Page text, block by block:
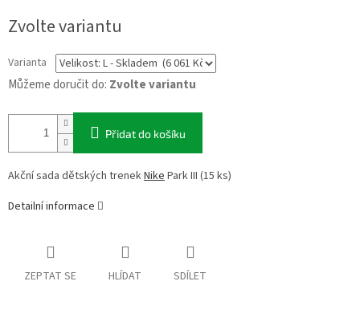
cena:
Zvolte variantu
Varianta
Můžeme doručit do: Zvolte variantu
Přidat do košíku
Akční sada dětských trenekNikePark III (15 ks)
Detailní informace
ZEPTAT SE HLÍDAT SDÍLET